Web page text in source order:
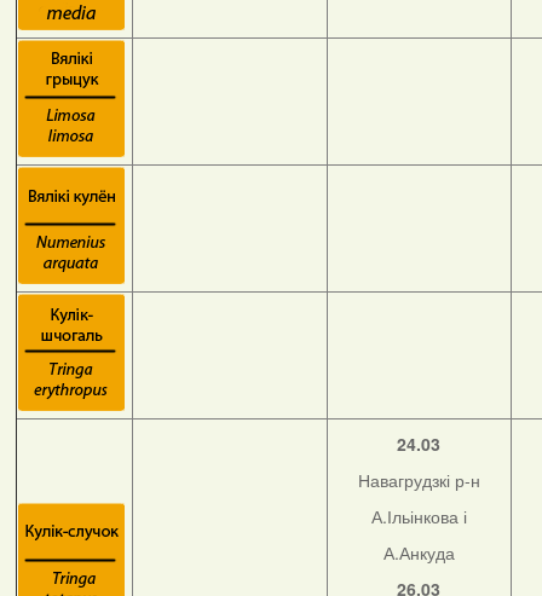
24.03
Навагрудзкі р-н
А.Ільінкова і
А.Анкуда
26.03